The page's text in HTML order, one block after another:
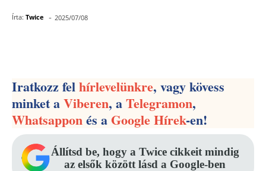
Írta: Twice - 2025/07/08
Iratkozz felhírlevelünkre, vagy kövess
minket aViberen, aTelegramon,
Whatsapponés aGoogle Hírek-en!
Állítsd be, hogy a Twice cikkeit mindig
az elsők között lásd a Google-ben